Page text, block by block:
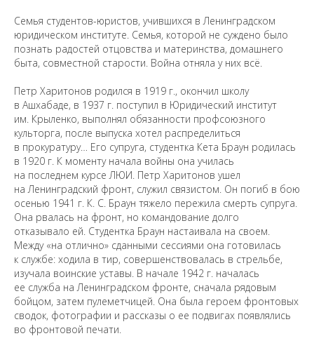
Семья студентов-юристов, учившихся в Ленинградском
юридическом институте. Семья, которой не суждено было
познать радостей отцовства и материнства, домашнего
быта, совместной старости. Война отняла у них всё.
Петр Харитонов родился в 1919 г., окончил школу
в Ашхабаде, в 1937 г. поступил в Юридический институт
им. Крыленко, выполнял обязанности профсоюзного
культорга, после выпуска хотел распределиться
в прокуратуру… Его супруга, студентка Кета Браун родилась
в 1920 г. К моменту начала войны она училась
на последнем курсе ЛЮИ. Петр Харитонов ушел
на Ленинградский фронт, служил связистом. Он погиб в бою
осенью 1941 г. К. С. Браун тяжело пережила смерть супруга.
Она рвалась на фронт, но командование долго
отказывало ей. Студентка Браун настаивала на своем.
Между «на отлично» сданными сессиями она готовилась
к службе: ходила в тир, совершенствовалась в стрельбе,
изучала воинские уставы. В начале 1942 г. началась
ее служба на Ленинградском фронте, сначала рядовым
бойцом, затем пулеметчицей. Она была героем фронтовых
сводок, фотографии и рассказы о ее подвигах появлялись
во фронтовой печати.